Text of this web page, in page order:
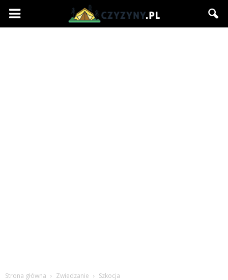
Czyzyny.pl
Strona główna Zwiedzanie Szkocja